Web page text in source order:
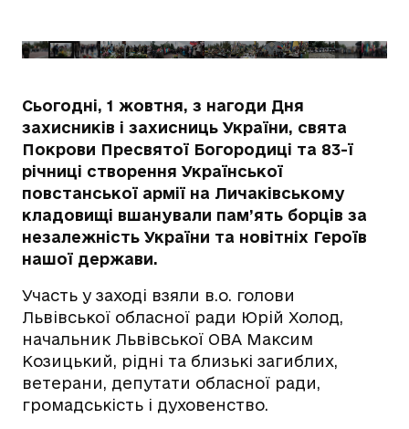
Сьогодні, 1 жовтня, з нагоди Дня
захисників і захисниць України, свята
Покрови Пресвятої Богородиці та 83-ї
річниці створення Української
повстанської армії на Личаківському
кладовищі вшанували пам’ять борців за
незалежність України та новітніх Героїв
нашої держави.
Участь у заході взяли в.о. голови
Львівської обласної ради Юрій Холод,
начальник Львівської ОВА Максим
Козицький, рідні та близькі загиблих,
ветерани, депутати обласної ради,
громадськість і духовенство.